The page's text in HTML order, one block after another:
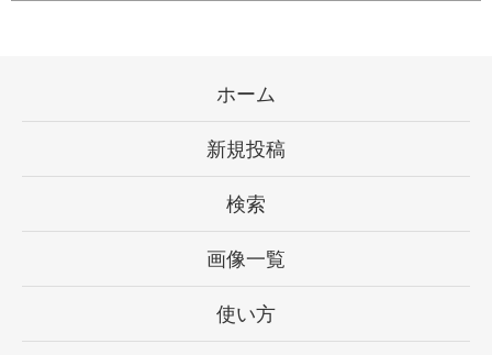
ホーム
新規投稿
検索
画像一覧
使い方